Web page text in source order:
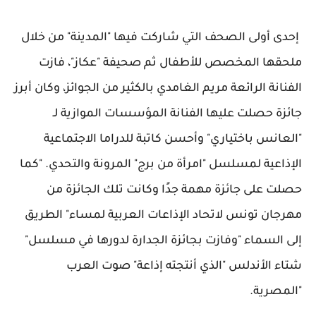
إحدى أولى الصحف التي شاركت فيها "المدينة" من خلال
ملحقها المخصص للأطفال ثم صحيفة "عكاز"، فازت
الفنانة الرائعة مريم الغامدي بالكثير من الجوائز، وكان أبرز
جائزة حصلت عليها الفنانة المؤسسات الموازية لـ
"العانس باختياري" وأحسن كاتبة للدراما الاجتماعية
الإذاعية لمسلسل "امرأة من برج" المرونة والتحدي. "كما
حصلت على جائزة مهمة جدًا وكانت تلك الجائزة من
مهرجان تونس لاتحاد الإذاعات العربية لمساء" الطريق
إلى السماء "وفازت بجائزة الجدارة لدورها في مسلسل"
شتاء الأندلس "الذي أنتجته إذاعة" صوت العرب
"المصرية.